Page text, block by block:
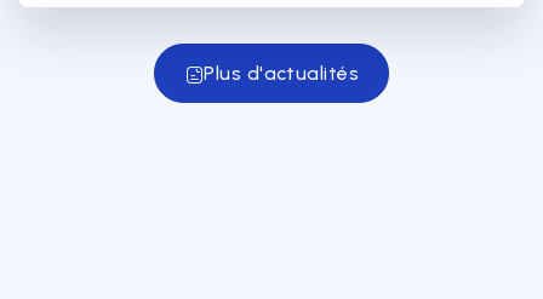
Plus d'actualités